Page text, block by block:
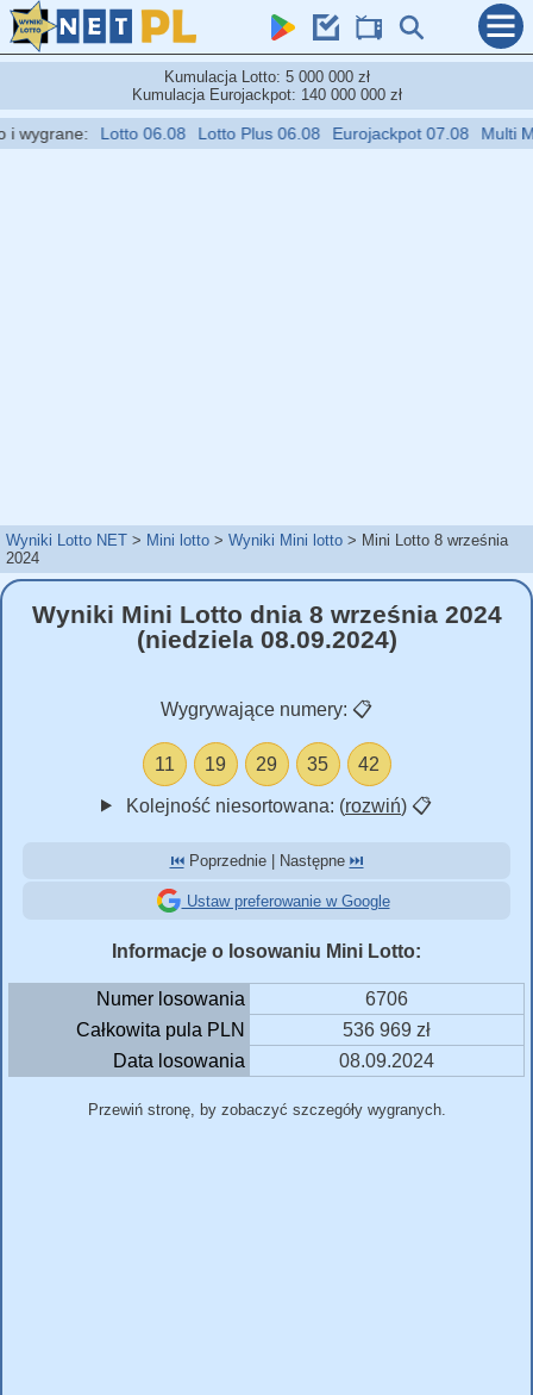
Kumulacja Lotto: 5 000 000 zł
Kumulacja Eurojackpot: 140 000 000 zł
Lotto 06.08 Lotto Plus 06.08 Eurojackpot 07.08 Multi
Wyniki Lotto NET Mini lotto Wyniki Mini lotto
Mini Lotto 8 września
2024
Wyniki Mini Lotto dnia 8 września 2024
(niedziela 08.09.2024)
Wygrywające numery: 📋
11 19 29 35 42
Kolejność niesortowana: (rozwiń) 📋
⏮️Poprzednie | Następne ⏭️
Ustaw preferowanie w Google
Informacje o losowaniu Mini Lotto:
Numer losowania
6706
Całkowita pula PLN
536 969 zł
Data losowania
08.09.2024
Przewiń stronę, by zobaczyć szczegóły wygranych.